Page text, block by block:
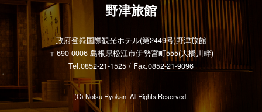
野津旅館
政府登録国際観光ホテル(第2449号)野津旅館
〒690-0006 島根県松江市伊勢宮町555(大橋川畔)
Tel.0852-21-1525 / Fax.0852-21-9096
(C) Notsu Ryokan. All Rights Reserved.